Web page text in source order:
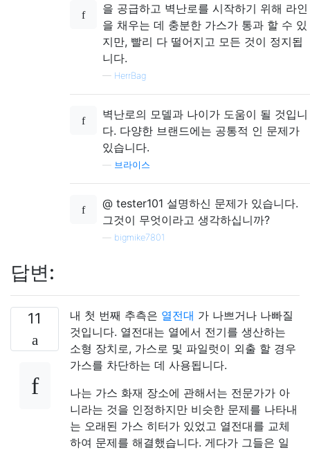
을 공급하고 벽난로를 시작하기 위해 라인
을 채우는 데 충분한 가스가 통과 할 수 있
지만, 빨리 다 떨어지고 모든 것이 정지됩
니다.
— HerrBag
벽난로의 모델과 나이가 도움이 될 것입니
다. 다양한 브랜드에는 공통적 인 문제가
있습니다.
브라이스
@ tester101 설명하신 문제가 있습니다.
그것이 무엇이라고 생각하십니까?
bigmike7801
답변:
11 내 첫 번째 추측은 열전대 가 나쁘거나 나빠질
것입니다. 열전대는 열에서 전기를 생산하는
소형 장치로, 가스로 및 파일럿이 외출 할 경우
가스를 차단하는 데 사용됩니다.
나는 가스 화재 장소에 관해서는 전문가가 아
니라는 것을 인정하지만 비슷한 문제를 나타내
는 오래된 가스 히터가 있었고 열전대를 교체
하여 문제를 해결했습니다. 게다가 그들은 일